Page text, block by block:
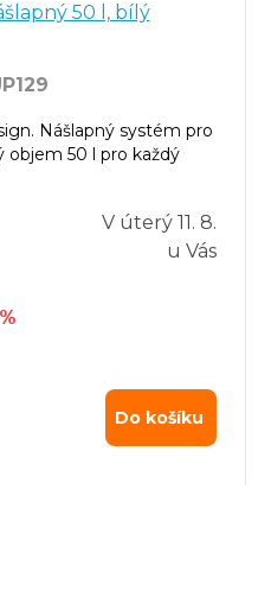
50 l, bílý
Nášlapný systém pro
objem 50 l pro každý
V úterý 11. 8.
u Vás
Do košíku